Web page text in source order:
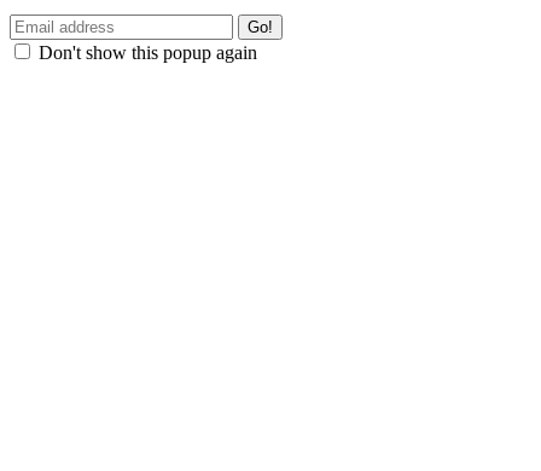
Don't show this popup again